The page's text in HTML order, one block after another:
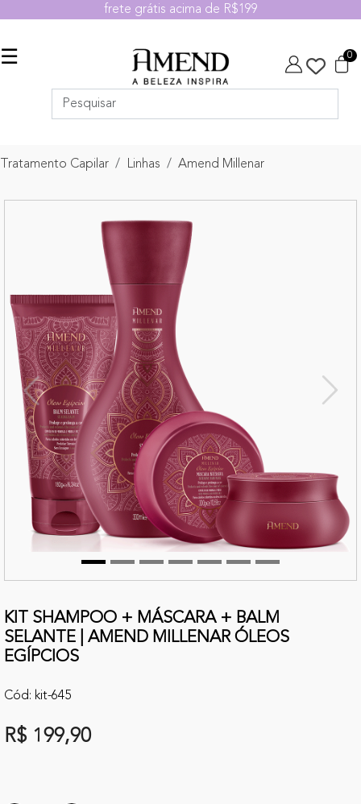
frete grátis acima de R$199
☰ 0
Tratamento Capilar Linhas Amend Millenar
KIT SHAMPOO + MÁSCARA + BALM
SELANTE | AMEND MILLENAR ÓLEOS
EGÍPCIOS
Cód: kit-645
R$ 199,90